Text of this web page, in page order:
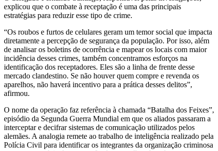
explicou que o combate à receptação é uma das principais
estratégias para reduzir esse tipo de crime.
“Os roubos e furtos de celulares geram um temor social que impacta
diretamente a percepção de segurança da população. Por isso, além
de analisar os boletins de ocorrência e mapear os locais com maior
incidência desses crimes, também concentramos esforços na
identificação dos receptadores. Eles são a linha de frente desse
mercado clandestino. Se não houver quem compre e revenda os
aparelhos, não haverá incentivo para a prática desses delitos”,
afirmou.
O nome da operação faz referência à chamada “Batalha dos Feixes”,
episódio da Segunda Guerra Mundial em que os aliados passaram a
interceptar e decifrar sistemas de comunicação utilizados pelos
alemães. A analogia remete ao trabalho de inteligência realizado pela
Polícia Civil para identificar os integrantes da organização criminosa